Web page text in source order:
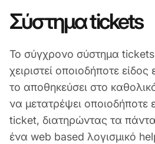
Σύστημα tickets
Το σύγχρονο σύστημα
χειριστεί οποιοδήποτε είδος
το αποθηκεύσει στο
να μετατρέψει οποιοδήποτε
ticket, διατηρώντας τα
ένα web based λογισμικό